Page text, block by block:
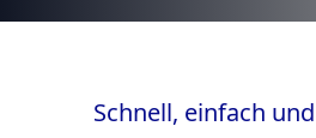
Schnell, einfach